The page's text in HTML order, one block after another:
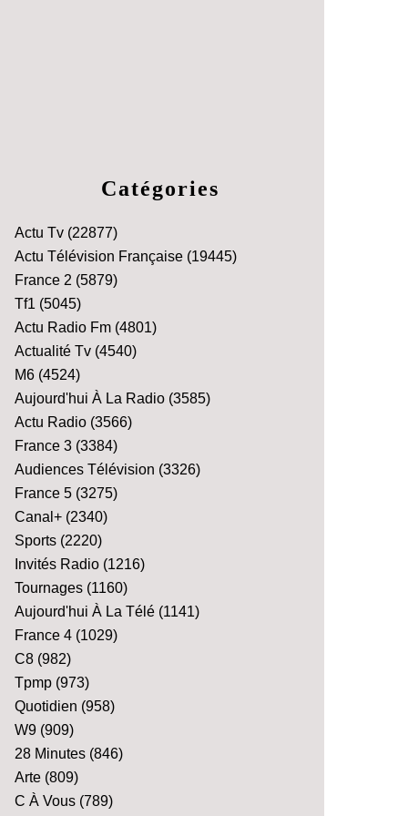
Catégories
Actu Tv (22877)
Actu Télévision Française (19445)
France 2 (5879)
Tf1 (5045)
Actu Radio Fm (4801)
Actualité Tv (4540)
M6 (4524)
Aujourd'hui À La Radio (3585)
Actu Radio (3566)
France 3 (3384)
Audiences Télévision (3326)
France 5 (3275)
Canal+ (2340)
Sports (2220)
Invités Radio (1216)
Tournages (1160)
Aujourd'hui À La Télé (1141)
France 4 (1029)
C8 (982)
Tpmp (973)
Quotidien (958)
W9 (909)
28 Minutes (846)
Arte (809)
C À Vous (789)